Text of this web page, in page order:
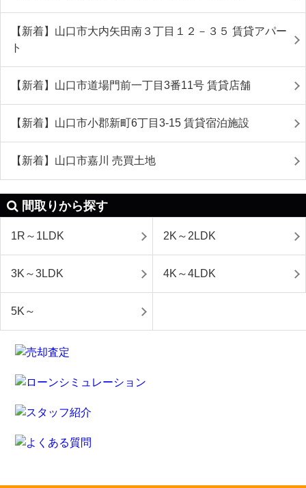
【新着】山口市大内矢田南３丁目１２－３５ 賃貸アパー
ト
【新着】山口市道場門前一丁目3番11号 賃貸店舗
【新着】山口市小郡新町6丁目3-15 賃貸宿泊施設
【新着】山口市嘉川 売買土地
間取りから探す
1R～1LDK 2K～2LDK
3K～3LDK 4K～4LDK
5K～